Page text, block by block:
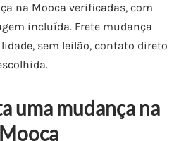
na Mooca verificadas, com
incluída. Frete mudança
sem leilão, contato direto
uma mudança na
Mooca